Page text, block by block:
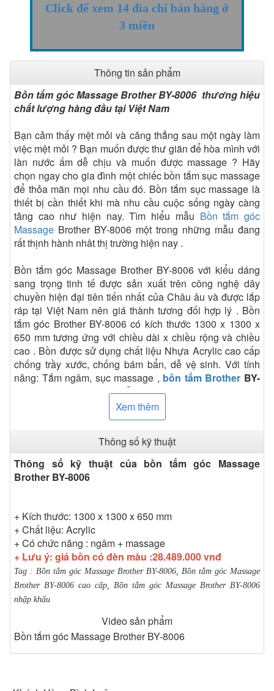
Click để xem 14 đỉa chỉ bán hàng ở
3 miền
Thông tin sản phẩm
Bồn tắm góc Massage Brother BY-8006 thương hiệu
chất lượng hàng đầu tại Việt Nam
Bạn cảm thấy mệt mỏi và căng thẳng sau một ngày làm
việc mệt mỏi ? Bạn muốn được thư giãn để hòa mình với
làn nước ấm dễ chịu và muốn được massage ? Hãy
chọn ngay cho gia đình một chiếc bồn tắm sục massage
để thỏa mãn mọi nhu cầu đó. Bồn tắm sục massage là
thiết bị cần thiết khi mà nhu cầu cuộc sống ngày càng
tăng cao như hiện nay. Tìm hiểu mẫu Bồn tắm góc
Massage Brother BY-8006 một trong những mẫu đang
rất thịnh hành nhât thị trường hiện nay .
Bồn tắm góc Massage Brother BY-8006 với kiểu dáng
sang trọng tinh tế được sản xuất trên công nghệ dây
chuyền hiện đại tiên tiến nhất của Châu âu và được lắp
ráp tại Việt Nam nên giá thành tương đối hợp lý . Bồn
tắm góc Brother BY-8006 có kích thước1300 x 1300 x
650 mm tương ứng với chiều dài x chiều rộng và chiều
cao . Bồn được sử dụng chất liệu Nhựa Acrylic cao cấp
chống trầy xước, chống bám bẩn, dễ vệ sinh. Với tính
năng: Tắm ngâm, sục massage , bồn tắm Brother BY-
đem lại cảm giác dễ chịu và thoải mái cho người
Xem thêm
Thông số kỹ thuật
Thông số kỹ thuật của bồn tắm góc Massage
Brother BY-8006
+ Kích thước: 1300 x 1300 x 650 mm
+ Chất liệu: Acrylic
+ Có chức năng : ngâm + massage
+ Lưu ý: giá bồn có đèn màu :28.489.000 vnđ
Tag : Bồn tắm góc Massage Brother BY-8006, Bồn tắm góc Massage
Brother BY-8006 cao cấp, Bồn tắm góc Massage Brother BY-8006
nhập khẩu
Video sản phẩm
Bồn tắm góc Massage Brother BY-8006